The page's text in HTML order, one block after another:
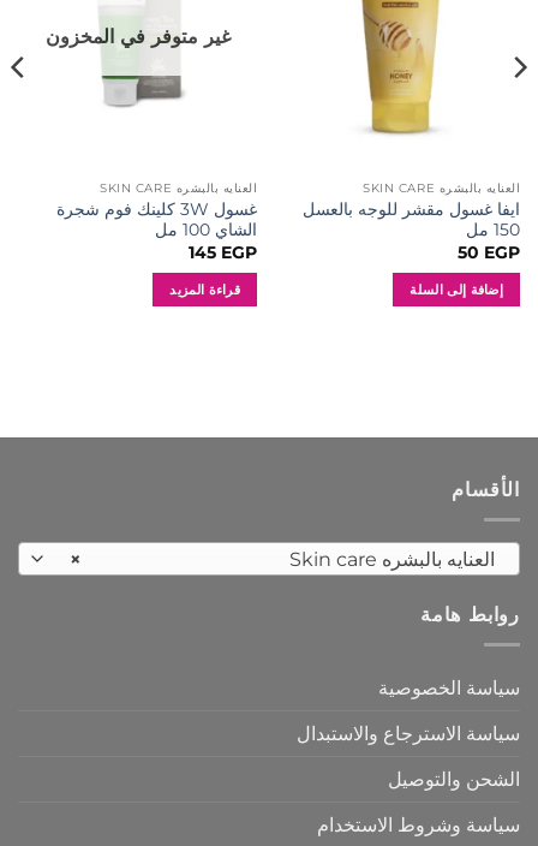
العنايه بالبشره SKIN CARE
ايفا غسول مقشر للوجه بالعسل
150 مل
50 EGP
إضافة إلى السلة
غير متوفر في المخزون
العنايه بالبشره SKIN CARE
غسول 3W كلينك فوم شجرة
الشاي 100 مل
145 EGP
قراءة المزيد
الأقسام
× العنايه بالبشره Skin care
روابط هامة
سياسة الخصوصية
سياسة الاسترجاع والاستبدال
الشحن والتوصيل
سياسة وشروط الاستخدام